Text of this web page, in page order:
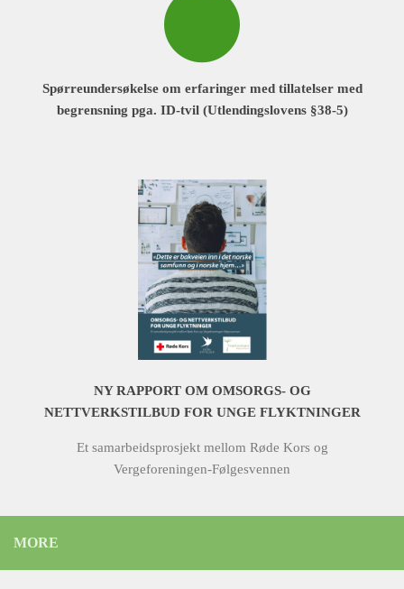
Spørreundersøkelse om erfaringer med tillatelser med
begrensning pga. ID-tvil (Utlendingslovens §38-5)
NY RAPPORT OM OMSORGS- OG
NETTVERKSTILBUD FOR UNGE FLYKTNINGER
Et samarbeidsprosjekt mellom Røde Kors og
Vergeforeningen-Følgesvennen
MORE